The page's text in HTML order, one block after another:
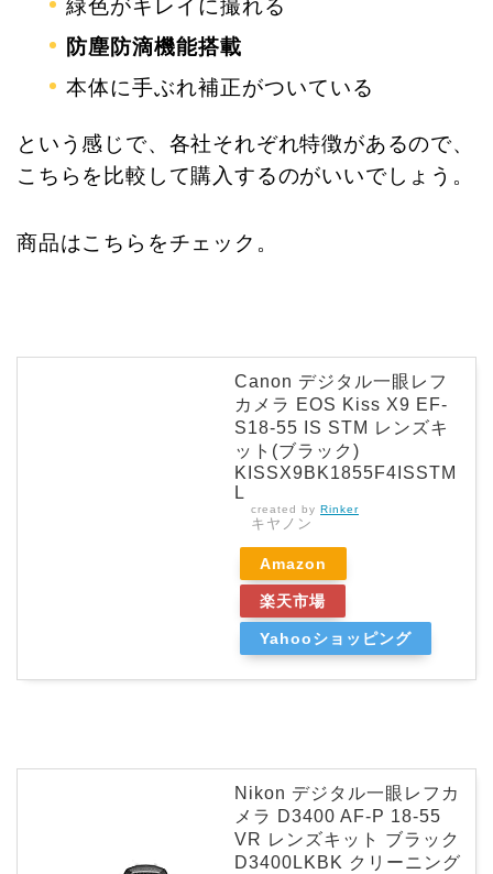
緑色がキレイに撮れる
防塵防滴機能搭載
本体に手ぶれ補正がついている
という感じで、各社それぞれ特徴があるので、
こちらを比較して購入するのがいいでしょう。
商品はこちらをチェック。
Canon デジタル一眼レフ
カメラ EOS Kiss X9 EF-
S18-55 IS STM レンズキ
ット(ブラック)
KISSX9BK1855F4ISSTM
L
created by Rinker
キヤノン
Amazon
楽天市場
Yahooショッピング
Nikon デジタル一眼レフカ
メラ D3400 AF-P 18-55
VR レンズキット ブラック
D3400LKBK クリーニング